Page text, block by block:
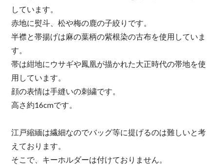
しています。
赤地に熨斗、松や梅の鹿の子絞りです。
半襟と帯揚げは麻の葉柄の紫根染の古布を使用していま
す。
帯は紺地にウサギや鳳凰が描かれた大正時代の帯地を使
用しています。
顔の表情は手縫いの刺繍です。
高さ約16cmです。
江戸縮緬は繊細なのでバッグ等に提げるのは難しいと考
えております。
そこで、キーホルダーは付けておりません。